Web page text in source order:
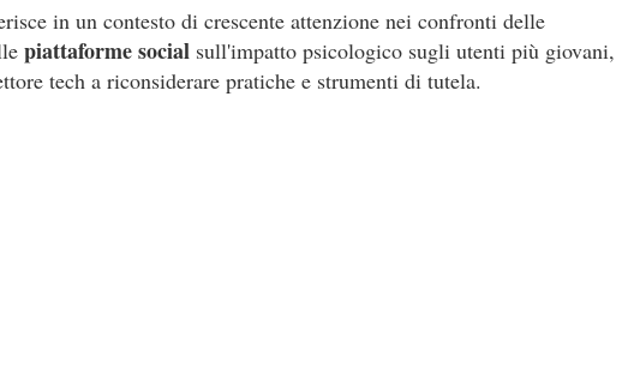
in un contesto di crescente attenzione nei confronti delle
piattaforme social sull'impatto psicologico sugli utenti più giovani,
tech a riconsiderare pratiche e strumenti di tutela.